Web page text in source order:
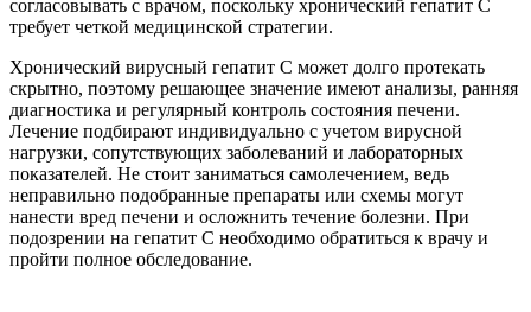
согласовывать с врачом, поскольку хронический гепатит C
требует четкой медицинской стратегии.
Хронический вирусный гепатит С может долго протекать
скрытно, поэтому решающее значение имеют анализы, ранняя
диагностика и регулярный контроль состояния печени.
Лечение подбирают индивидуально с учетом вирусной
нагрузки, сопутствующих заболеваний и лабораторных
показателей. Не стоит заниматься самолечением, ведь
неправильно подобранные препараты или схемы могут
нанести вред печени и осложнить течение болезни. При
подозрении на гепатит C необходимо обратиться к врачу и
пройти полное обследование.